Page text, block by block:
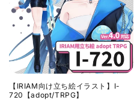
【IRIAM向け立ち絵イラスト】I-
720【adopt/TRPG】